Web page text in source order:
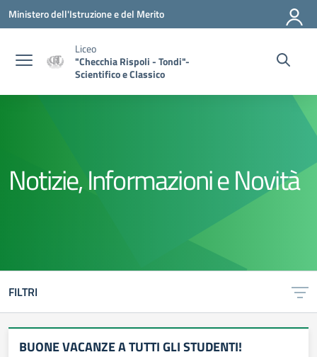
Vai ai contenuti
Vai al menu di navigazione
Vai al footer
Ministero dell'Istruzione e del Merito
Liceo
"Checchia Rispoli - Tondi"-
Scientifico e Classico
Notizie, Informazioni e Novità
FILTRI
BUONE VACANZE A TUTTI GLI STUDENTI!